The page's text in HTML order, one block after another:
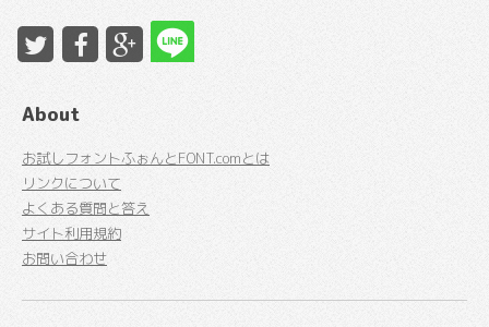
About
お試しフォントふぉんとFONT.comとは
リンクについて
よくある質問と答え
サイト利用規約
お問い合わせ